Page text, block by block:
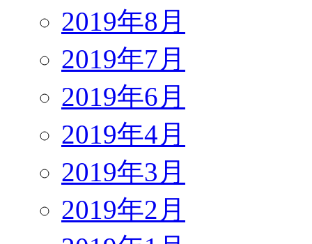
2019年8月
2019年7月
2019年6月
2019年4月
2019年3月
2019年2月